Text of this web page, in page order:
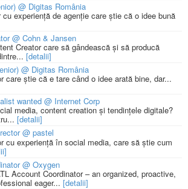
@ Digitas România
experiență de agenție care știe că o idee bună
@ Cohn & Jansen
Creator care să gândească și să producă
[detalii]
@ Digitas România
care știe că e tare când o idee arată bine, dar...
wanted @ Internet Corp
media, content creation și tendințele digitale?
[detalii]
@ pastel
cu experiență în social media, care să știe cum
@ Oxygen
Account Coordinator – an organized, proactive,
eager... [detalii]